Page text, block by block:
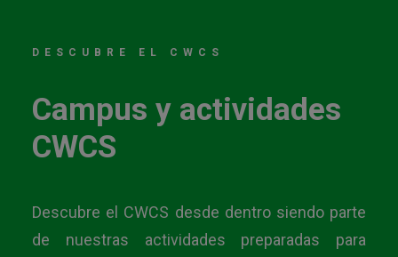
DESCUBRE EL CWCS
Campus y actividades
CWCS
Descubre el CWCS desde dentro siendo parte
de nuestras actividades preparadas para